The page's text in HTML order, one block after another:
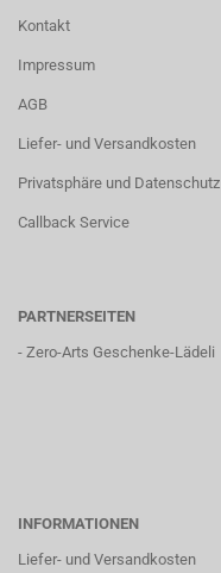
Kontakt
Impressum
AGB
Liefer- und Versandkosten
Privatsphäre und Datenschutz
Callback Service
PARTNERSEITEN
- Zero-Arts Geschenke-Lädeli
INFORMATIONEN
Liefer- und Versandkosten